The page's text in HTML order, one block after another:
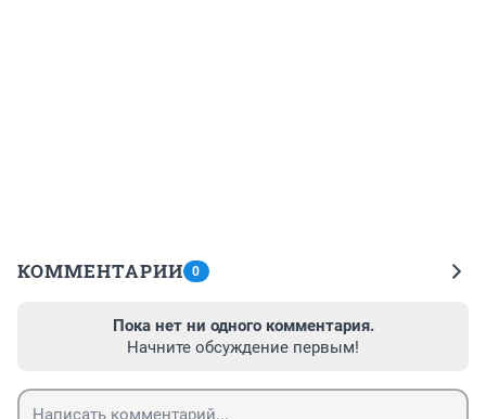
КОММЕНТАРИИ 0
Пока нет ни одного комментария.
Начните обсуждение первым!